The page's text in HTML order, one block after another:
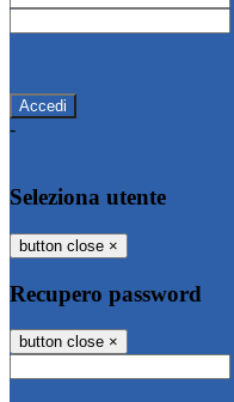
-
Seleziona utente
button close ×
Recupero password
button close ×